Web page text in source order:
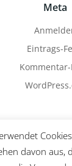
Meta
Eintrags-
Kommentar-
davon aus,